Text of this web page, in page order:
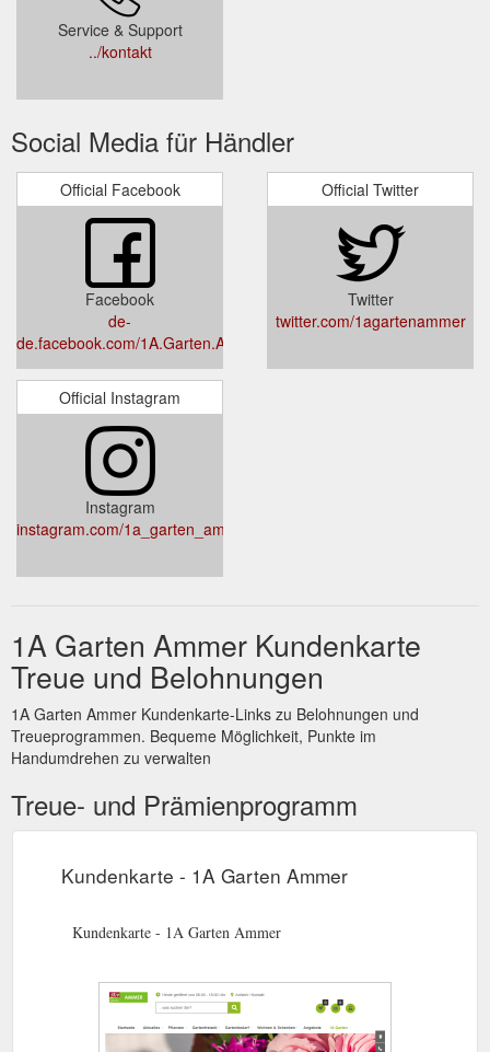
Service & Support
../kontakt
Social Media für Händler
Official Facebook
Facebook
de-
de.facebook.com/1A.Garten.Ammer
Official Twitter
Twitter
twitter.com/1agartenammer
Official Instagram
Instagram
instagram.com/1a_garten_ammer/
1A Garten Ammer Kundenkarte
Treue und Belohnungen
1A Garten Ammer Kundenkarte-Links zu Belohnungen und
Treueprogrammen. Bequeme Möglichkeit, Punkte im
Handumdrehen zu verwalten
Treue- und Prämienprogramm
Kundenkarte - 1A Garten Ammer
Kundenkarte - 1A Garten Ammer